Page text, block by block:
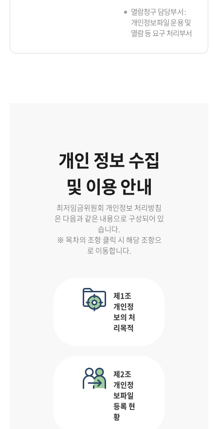
열람청구 담당부서 :
개인정보파일 운용 및
열람 등 요구 처리부서
개인 정보 수집
및 이용 안내
최저임금위원회 개인정보 처리방침
은 다음과 같은 내용으로 구성되어 있
습니다.
※ 목차의 조항 클릭 시 해당 조항으
로 이동합니다.
제1조
개인정
보의 처
리목적
제2조
개인정
보파일
등록 현
황